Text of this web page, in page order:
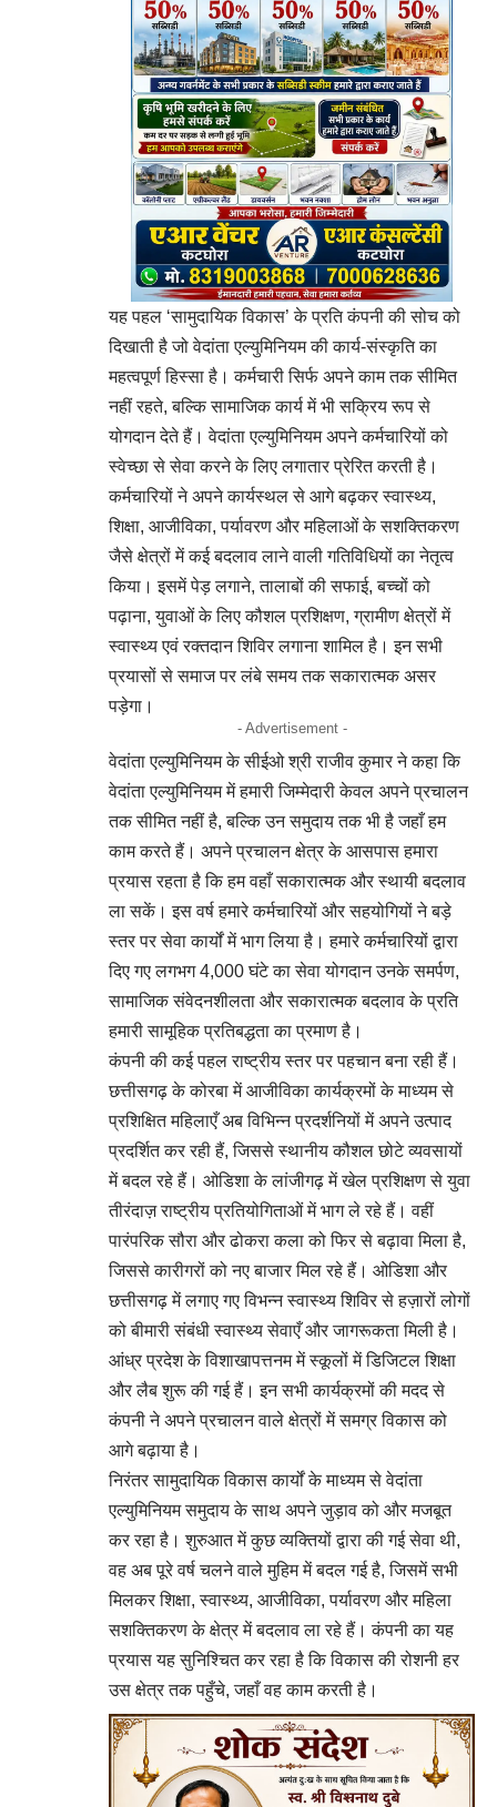
यह पहल ‘सामुदायिक विकास’ के प्रति कंपनी की सोच को
दिखाती है जो वेदांता एल्युमिनियम की कार्य-संस्कृति का
महत्वपूर्ण हिस्सा है। कर्मचारी सिर्फ अपने काम तक सीमित
नहीं रहते, बल्कि सामाजिक कार्य में भी सक्रिय रूप से
योगदान देते हैं। वेदांता एल्युमिनियम अपने कर्मचारियों को
स्वेच्छा से सेवा करने के लिए लगातार प्रेरित करती है।
कर्मचारियों ने अपने कार्यस्थल से आगे बढ़कर स्वास्थ्य,
शिक्षा, आजीविका, पर्यावरण और महिलाओं के सशक्तिकरण
जैसे क्षेत्रों में कई बदलाव लाने वाली गतिविधियों का नेतृत्व
किया। इसमें पेड़ लगाने, तालाबों की सफाई, बच्चों को
पढ़ाना, युवाओं के लिए कौशल प्रशिक्षण, ग्रामीण क्षेत्रों में
स्वास्थ्य एवं रक्तदान शिविर लगाना शामिल है। इन सभी
प्रयासों से समाज पर लंबे समय तक सकारात्मक असर
पड़ेगा।
- Advertisement -
वेदांता एल्युमिनियम के सीईओ श्री राजीव कुमार ने कहा कि
वेदांता एल्युमिनियम में हमारी जिम्मेदारी केवल अपने प्रचालन
तक सीमित नहीं है, बल्कि उन समुदाय तक भी है जहाँ हम
काम करते हैं। अपने प्रचालन क्षेत्र के आसपास हमारा
प्रयास रहता है कि हम वहाँ सकारात्मक और स्थायी बदलाव
ला सकें। इस वर्ष हमारे कर्मचारियों और सहयोगियों ने बड़े
स्तर पर सेवा कार्यों में भाग लिया है। हमारे कर्मचारियों द्वारा
दिए गए लगभग 4,000 घंटे का सेवा योगदान उनके समर्पण,
सामाजिक संवेदनशीलता और सकारात्मक बदलाव के प्रति
हमारी सामूहिक प्रतिबद्धता का प्रमाण है।
कंपनी की कई पहल राष्ट्रीय स्तर पर पहचान बना रही हैं।
छत्तीसगढ़ के कोरबा में आजीविका कार्यक्रमों के माध्यम से
प्रशिक्षित महिलाएँ अब विभिन्न प्रदर्शनियों में अपने उत्पाद
प्रदर्शित कर रही हैं, जिससे स्थानीय कौशल छोटे व्यवसायों
में बदल रहे हैं। ओडिशा के लांजीगढ़ में खेल प्रशिक्षण से युवा
तीरंदाज़ राष्ट्रीय प्रतियोगिताओं में भाग ले रहे हैं। वहीं
पारंपरिक सौरा और ढोकरा कला को फिर से बढ़ावा मिला है,
जिससे कारीगरों को नए बाजार मिल रहे हैं। ओडिशा और
छत्तीसगढ़ में लगाए गए विभन्न स्वास्थ्य शिविर से हज़ारों लोगों
को बीमारी संबंधी स्वास्थ्य सेवाएँ और जागरूकता मिली है।
आंध्र प्रदेश के विशाखापत्तनम में स्कूलों में डिजिटल शिक्षा
और लैब शुरू की गई हैं। इन सभी कार्यक्रमों की मदद से
कंपनी ने अपने प्रचालन वाले क्षेत्रों में समग्र विकास को
आगे बढ़ाया है।
निरंतर सामुदायिक विकास कार्यों के माध्यम से वेदांता
एल्युमिनियम समुदाय के साथ अपने जुड़ाव को और मजबूत
कर रहा है। शुरुआत में कुछ व्यक्तियों द्वारा की गई सेवा थी,
वह अब पूरे वर्ष चलने वाले मुहिम में बदल गई है, जिसमें सभी
मिलकर शिक्षा, स्वास्थ्य, आजीविका, पर्यावरण और महिला
सशक्तिकरण के क्षेत्र में बदलाव ला रहे हैं। कंपनी का यह
प्रयास यह सुनिश्चित कर रहा है कि विकास की रोशनी हर
उस क्षेत्र तक पहुँचे, जहाँ वह काम करती है।